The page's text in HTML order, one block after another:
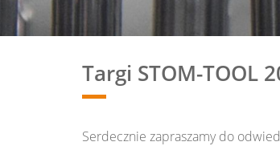
Targi STOM-TOOL
Serdecznie zapraszamy do